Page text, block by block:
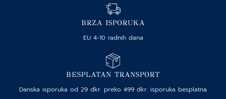
BRZA ISPORUKA
EU 4-10 radnih dana
BESPLATAN TRANSPORT
Danska isporuka od 29 dkr. preko 499 dkr. isporuka besplatna